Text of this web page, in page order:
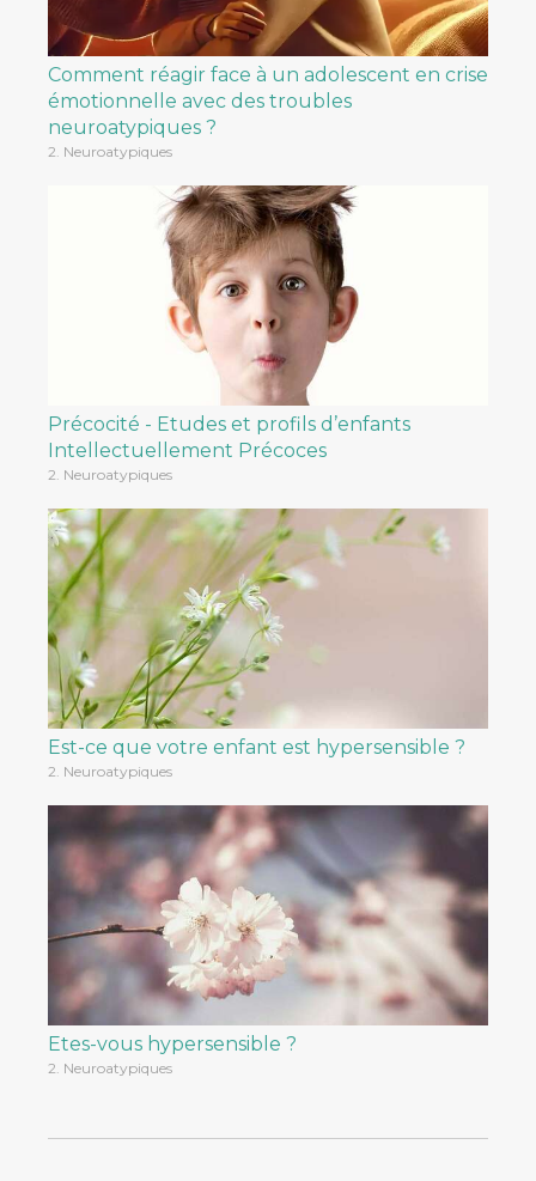
Comment réagir face à un adolescent en crise
émotionnelle avec des troubles
neuroatypiques ?
2. Neuroatypiques
Précocité - Etudes et profils d’enfants
Intellectuellement Précoces
2. Neuroatypiques
Est-ce que votre enfant est hypersensible ?
2. Neuroatypiques
Etes-vous hypersensible ?
2. Neuroatypiques